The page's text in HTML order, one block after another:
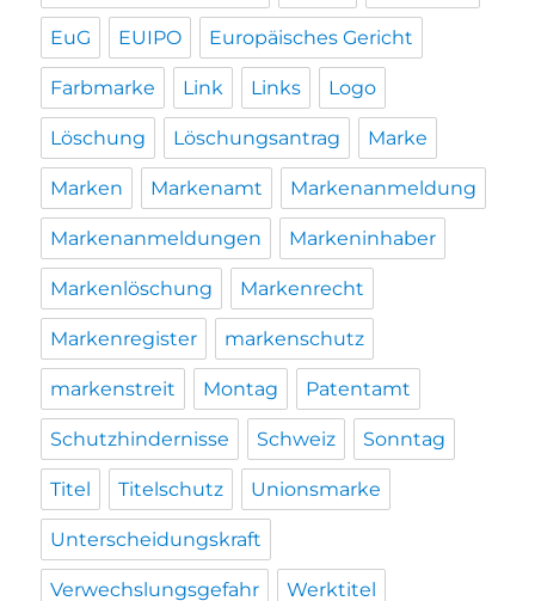
EuG EUIPO Europäisches Gericht
Farbmarke Link Links Logo
Löschung Löschungsantrag Marke
Marken Markenamt Markenanmeldung
Markenanmeldungen Markeninhaber
Markenlöschung Markenrecht
Markenregister markenschutz
markenstreit Montag Patentamt
Schutzhindernisse Schweiz Sonntag
Titel Titelschutz Unionsmarke
Unterscheidungskraft
Verwechslungsgefahr Werktitel